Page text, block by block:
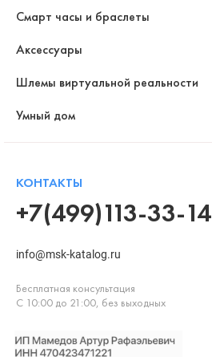
Смарт часы и браслеты
Аксессуары
Шлемы виртуальной реальности
Умный дом
КОНТАКТЫ
+7(499)113-33-14
info@msk-katalog.ru
Бесплатная консультация
С 10:00 до 21:00, без выходных